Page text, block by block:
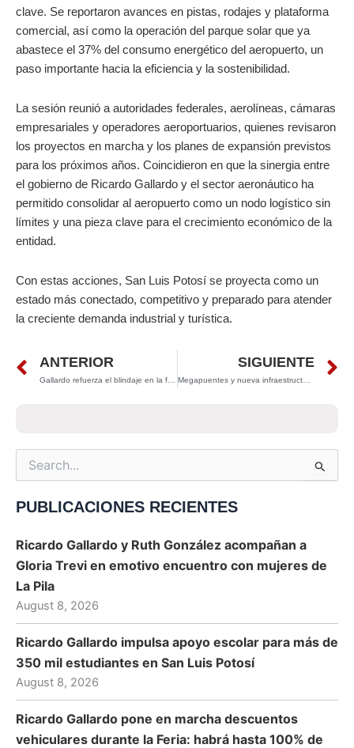
clave. Se reportaron avances en pistas, rodajes y plataforma
comercial, así como la operación del parque solar que ya
abastece el 37% del consumo energético del aeropuerto, un
paso importante hacia la eficiencia y la sostenibilidad.
La sesión reunió a autoridades federales, aerolíneas, cámaras
empresariales y operadores aeroportuarios, quienes revisaron
los proyectos en marcha y los planes de expansión previstos
para los próximos años. Coincidieron en que la sinergia entre
el gobierno de Ricardo Gallardo y el sector aeronáutico ha
permitido consolidar al aeropuerto como un nodo logístico sin
límites y una pieza clave para el crecimiento económico de la
entidad.
Con estas acciones, San Luis Potosí se proyecta como un
estado más conectado, competitivo y preparado para atender
la creciente demanda industrial y turística.
Prev
ANTERIOR SIGUIENTE
Megapuentes y nueva infraestructura educativa: Ricardo Gallardo acelera obras clave para la movilidad y el desarrollo de SLP
Search
for:
PUBLICACIONES RECIENTES
Ricardo Gallardo y Ruth González acompañan a
Gloria Trevi en emotivo encuentro con mujeres de
La Pila
August 8, 2026
Ricardo Gallardo impulsa apoyo escolar para más de
350 mil estudiantes en San Luis Potosí
August 8, 2026
Ricardo Gallardo pone en marcha descuentos
vehiculares durante la Feria: habrá hasta 100% de